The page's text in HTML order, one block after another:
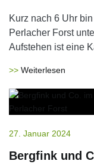
Kurz nach 6 Uhr
Perlacher Forst
Aufstehen ist eine
Weiterlesen
27. Januar 2024
Bergfink und